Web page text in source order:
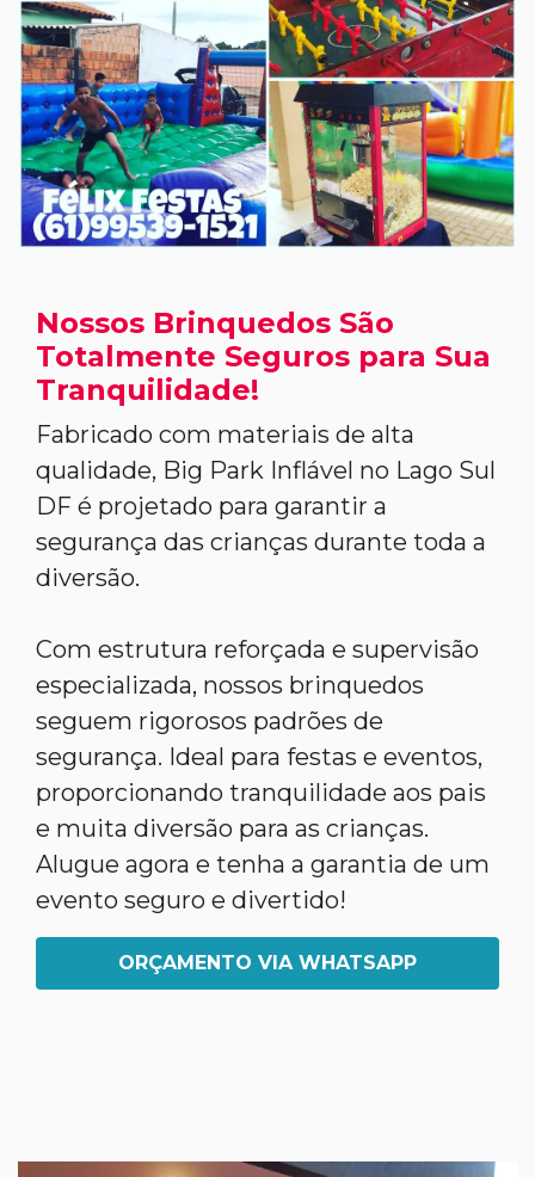
Nossos Brinquedos São
Totalmente Seguros para Sua
Tranquilidade!
Fabricado com materiais de alta
qualidade, Big Park Inflável no Lago Sul
DF é projetado para garantir a
segurança das crianças durante toda a
diversão.
Com estrutura reforçada e supervisão
especializada, nossos brinquedos
seguem rigorosos padrões de
segurança. Ideal para festas e eventos,
proporcionando tranquilidade aos pais
e muita diversão para as crianças.
Alugue agora e tenha a garantia de um
evento seguro e divertido!
ORÇAMENTO VIA WHATSAPP